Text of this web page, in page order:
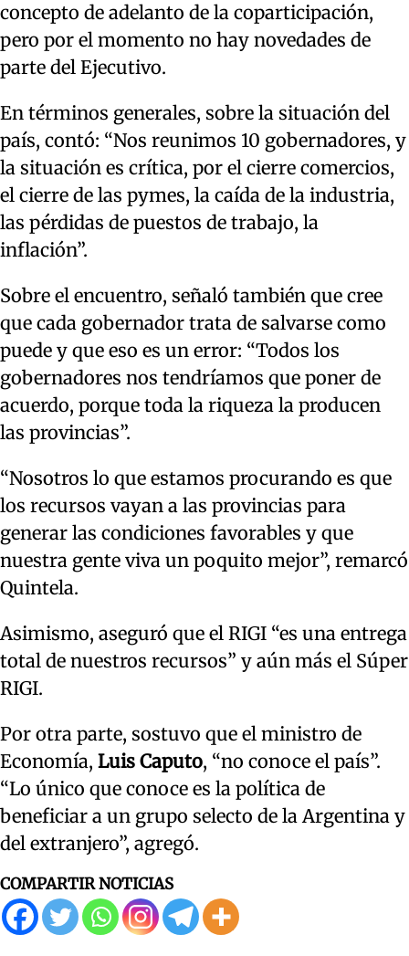
concepto de adelanto de la coparticipación,
pero por el momento no hay novedades de
parte del Ejecutivo.
En términos generales, sobre la situación del
país, contó: “Nos reunimos 10 gobernadores, y
la situación es crítica, por el cierre comercios,
el cierre de las pymes, la caída de la industria,
las pérdidas de puestos de trabajo, la
inflación”.
Sobre el encuentro, señaló también que cree
que cada gobernador trata de salvarse como
puede y que eso es un error: “Todos los
gobernadores nos tendríamos que poner de
acuerdo, porque toda la riqueza la producen
las provincias”.
“Nosotros lo que estamos procurando es que
los recursos vayan a las provincias para
generar las condiciones favorables y que
nuestra gente viva un poquito mejor”, remarcó
Quintela.
Asimismo, aseguró que el RIGI “es una entrega
total de nuestros recursos” y aún más el Súper
RIGI.
Por otra parte, sostuvo que el ministro de
Economía, Luis Caputo, “no conoce el país”.
“Lo único que conoce es la política de
beneficiar a un grupo selecto de la Argentina y
del extranjero”, agregó.
COMPARTIR NOTICIAS